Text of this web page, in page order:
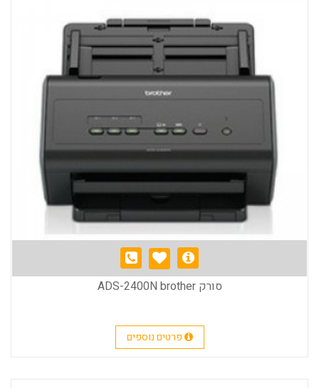
סורק ADS-2400N brother
פרטים נוספים